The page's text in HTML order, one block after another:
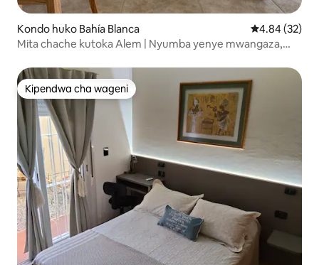
Kondo huko Bahía Blanca Ukadiriaji wa
4.84 (32)
Mita chache kutoka Alem | Nyumba yenye mwangaza,
Kipendwa cha wageni
Kipendwa cha wageni